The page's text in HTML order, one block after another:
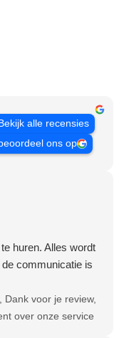
Bekijk alle recensies
beoordeel ons op
huren. Alles wordt
communicatie is
Dank voor je review,
over onze service